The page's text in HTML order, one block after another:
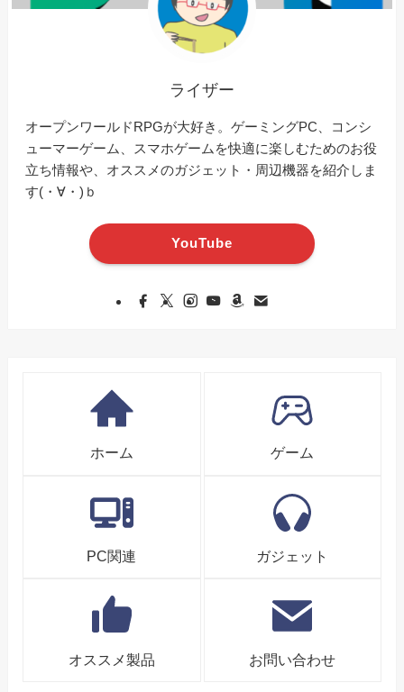
ライザー
オープンワールドRPGが大好き。ゲーミングPC、コンシ
ューマーゲーム、スマホゲームを快適に楽しむためのお役
立ち情報や、オススメのガジェット・周辺機器を紹介しま
す(・∀・)ｂ
YouTube
ホーム ゲーム
PC関連 ガジェット
オススメ製品 お問い合わせ